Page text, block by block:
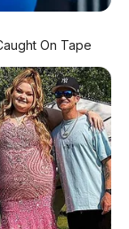
balik tanpa
cukup irit
juga
+
On Tape